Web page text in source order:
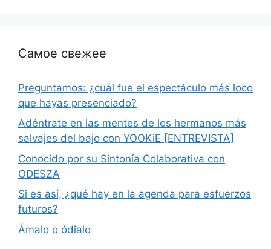
Самое свежее
Preguntamos: ¿cuál fue el espectáculo más loco
que hayas presenciado?
Adéntrate en las mentes de los hermanos más
salvajes del bajo con YOOKiE [ENTREVISTA]
Conocido por su Sintonía Colaborativa con
ODESZA
Si es así, ¿qué hay en la agenda para esfuerzos
futuros?
Ámalo o ódialo